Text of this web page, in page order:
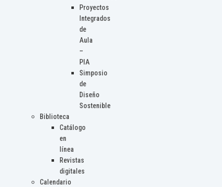
Proyectos
Integrados
de
Aula
–
PIA
Simposio
de
Diseño
Sostenible
Biblioteca
Catálogo
en
línea
Revistas
digitales
Calendario